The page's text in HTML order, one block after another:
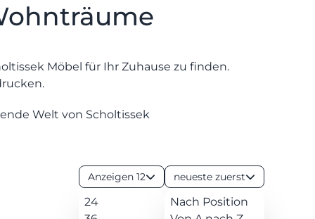
Möbel für Ihr Zuhause zu finden.
Welt von Scholtissek
Anzeigen 12
24
neueste zuerst
Nach Position